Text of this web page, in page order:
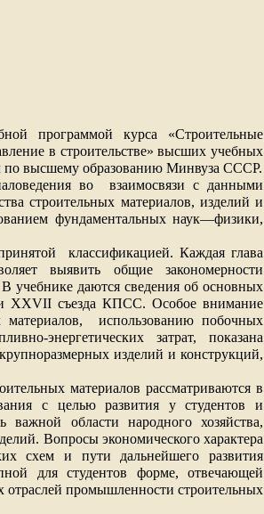
программой курса «Строительные
в строительстве» высших учебных
по высшему образованию Минвуза СССР.
во
взаимосвязи с данными
строительных материалов, изделий и
фундаментальных наук—физики,
классификацией. Каждая глава
выявить общие закономерности
учебнике даются сведения об основных
XXVII съезда КПСС. Особое внимание
использованию побочных
энергетических затрат, показана
изделий и конструкций,
материалов рассматриваются в
с целью развития у студентов и
важной области народного хозяйства,
Вопросы экономического характера
схем и пути дальнейшего развития
для студентов форме, отвечающей
отраслей промышленности строительных